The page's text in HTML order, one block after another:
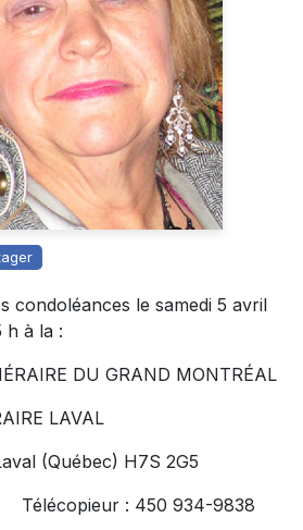
condoléances le samedi 5 avril
h à la :
DU GRAND MONTRÉAL
LAVAL
(Québec) H7S 2G5
Télécopieur : 450 934-9838